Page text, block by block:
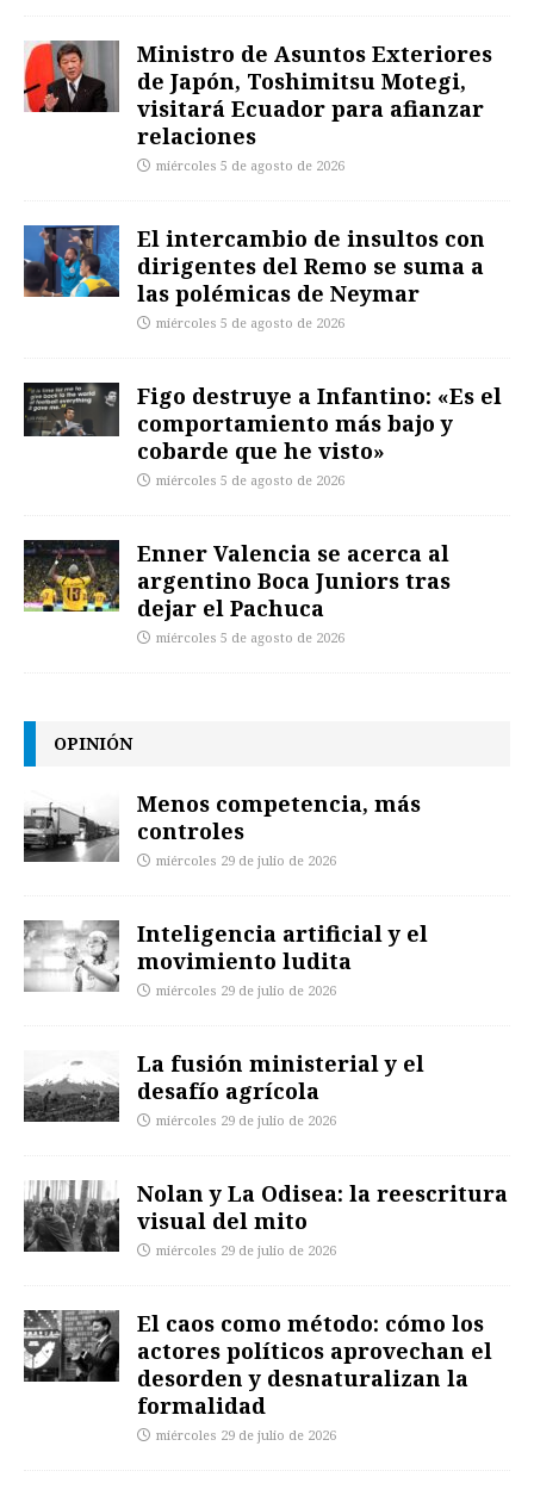
Ministro de Asuntos Exteriores
de Japón, Toshimitsu Motegi,
visitará Ecuador para afianzar
relaciones
miércoles 5 de agosto de 2026
El intercambio de insultos con
dirigentes del Remo se suma a
las polémicas de Neymar
miércoles 5 de agosto de 2026
Figo destruye a Infantino: «Es el
comportamiento más bajo y
cobarde que he visto»
miércoles 5 de agosto de 2026
Enner Valencia se acerca al
argentino Boca Juniors tras
dejar el Pachuca
miércoles 5 de agosto de 2026
OPINIÓN
Menos competencia, más
controles
miércoles 29 de julio de 2026
Inteligencia artificial y el
movimiento ludita
miércoles 29 de julio de 2026
La fusión ministerial y el
desafío agrícola
miércoles 29 de julio de 2026
Nolan y La Odisea: la reescritura
visual del mito
miércoles 29 de julio de 2026
El caos como método: cómo los
actores políticos aprovechan el
desorden y desnaturalizan la
formalidad
miércoles 29 de julio de 2026